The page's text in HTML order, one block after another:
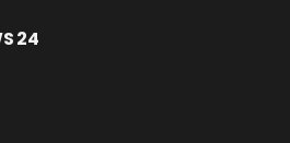
24